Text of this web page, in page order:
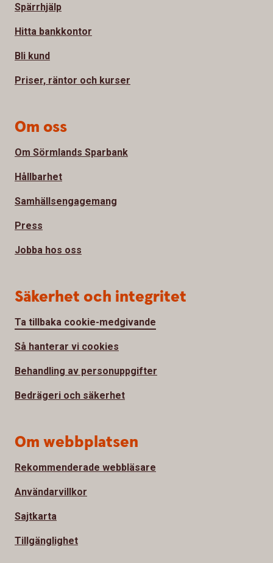
Spärrhjälp
Hitta bankkontor
Bli kund
Priser, räntor och kurser
Om oss
Om Sörmlands Sparbank
Hållbarhet
Samhällsengagemang
Press
Jobba hos oss
Säkerhet och integritet
Ta tillbaka cookie-medgivande
Så hanterar vi cookies
Behandling av personuppgifter
Bedrägeri och säkerhet
Om webbplatsen
Rekommenderade webbläsare
Användarvillkor
Sajtkarta
Tillgänglighet